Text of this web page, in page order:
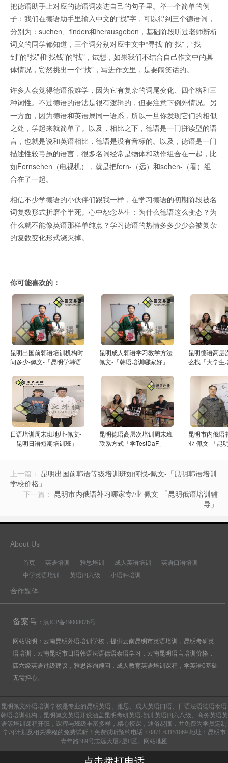
把德语助手上对应的德语词凑进自己的句子里。举一个简单的例
子：我们在德语助手里输入中文的“找”字，可以得到三个德语词，
分别为：suchen、finden和herausgeben，基础阶段听过老师辨析
词义的同学都知道，三个词分别对应中文中“寻找”的“找”，“找
到”的“找”和“找钱”的“找”，试想，如果我们不结合自己作文中的具
体情况，贸然挑出一个“找”，写进作文里，是要闹笑话的。
许多人会觉得德语很难学，因为它有复杂的词尾变化、四个格和三
种词性。不过德语的语法是很有逻辑的，但要注意下例外情况。另
一方面，因为德语和英语属同一语系，所以一旦你发现它们的相似
之处，学起来就简单了。以及，相比之下，德语是一门拼读型的语
言，也就是说和英语相比，德语是没有音标的。以及，德语是一门
描述性较弓虽的语言，很多名词经常是物体和动作组合在一起，比
如Fernsehen（电视机），就是把fern-（远）和sehen-（看）组
合在了一起。
相信不少学德语的小伙伴们跟我一样，在学习德语的初期阶段被名
词复数形式折磨个半死。心中怨念丛生：为什么德语这么变态？为
什么就不能像英语那样单纯点？学习德语的热情多多少少会被复杂
的复数变化形式浇灭掉。
你可能喜欢的：
昆明出国前韩语培训机构时
间多少-佩文-「昆明学韩语
昆明成人韩语学习教学方法-
佩文-「韩语培训哪家好」
昆明德语高层
么找「大学生
日语培训周末班地址-佩文-
「昆明日语短期培训班」
昆明德语高层次培训周末班
联系方式「学TestDaF」
昆明市内俄语
业-佩文-「昆
上一篇： 昆明出国前韩语等级培训班如何找-佩文-「昆明韩语培训
学校价格」
下一篇： 昆明市内俄语补习哪家专/业-佩文-「昆明俄语培训辅
导」
About Us
首页 英语培训 雅思培训 成人英语培训
英语口语培训
中学英语培训
英语四六级 小语种培训
合作媒体
备案号： 滇ICP备19008076号
网站说明：云南昆明外语培训学校，提供云南昆明市英语培训，昆明考研英
语培训，云南昆明市日语韩语法语德语泰语学习，云南昆明语言培训价格，
四六级英语过级建议，雅思咨询顾问，成人教育英语培训课程，学英语0基础
无需担心。
昆明佩文外语培训学校是专业的昆明英语、雅思、成人英语口语、日语法语德语泰语
韩语培训机构，昆明佩文英语开设涵盖昆明考研英语培训,英语四六八级、商务英语英
语等培训课程开班，课程与班级丰富多样，精心授课，通俗易懂，并免费为学员定制
学习计划及相关课程的免费试听！免费试听预约电话：0871-63151069 地址：昆明市
青年路389号志远大厦2层E区。
网站地图